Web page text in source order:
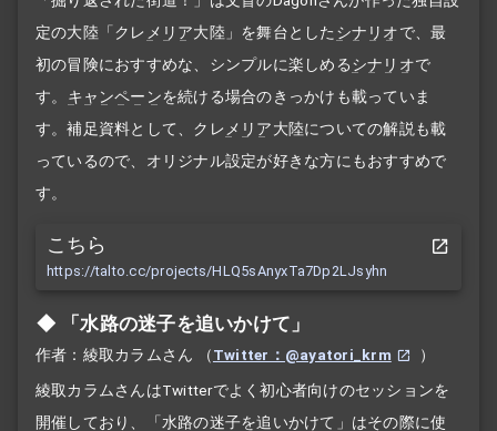
定の大陸「クレ メリア大陸」を舞台とした シナリオで、最
初の冒険におすすめな、シンプルに楽しめるシナリオで
す。 キャンペーンを続ける場合のきっかけも載っていま
す。補足資料として、クレ メリア大陸についての解説も載
っているので、オリジナル設定が好きな方にもおすすめで
す。
こちら
https://talto.cc/projects/HLQ5sAnyxTa7Dp2LJsyhn
「水路の迷子を追いかけて」
作者：綾取カラムさん （Twitter：@ayatori_krm
）
綾取カラムさんはTwitterでよく初心者向けのセッションを
開催しており、「水路の迷子を追いかけて」はその際に使